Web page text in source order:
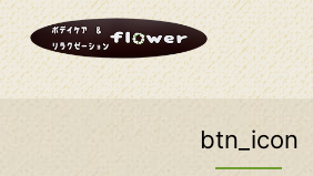
btn_icon